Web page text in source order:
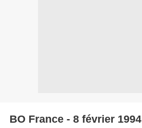
BO France - 8 février 1994